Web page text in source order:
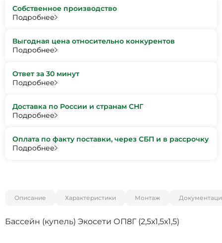
Собственное производство
Подробнее
Выгодная цена относительно конкурентов
Подробнее
Ответ за 30 минут
Подробнее
Доставка по России и странам СНГ
Подробнее
Оплата по факту поставки, через СБП и в рассрочку
Подробнее
Описание Характеристики Монтаж
Бассейн (купель) Экосети ОП8Г (2,5х1,5х1,5)